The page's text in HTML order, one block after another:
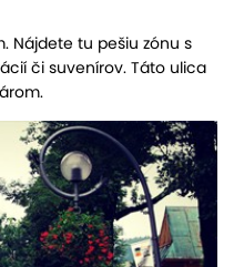
Nájdete tu pešiu zónu s
či suvenírov. Táto ulica